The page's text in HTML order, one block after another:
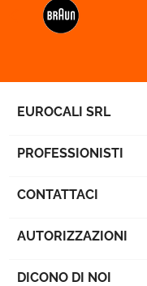
EUROCALI SRL
PROFESSIONISTI
CONTATTACI
AUTORIZZAZIONI
DICONO DI NOI